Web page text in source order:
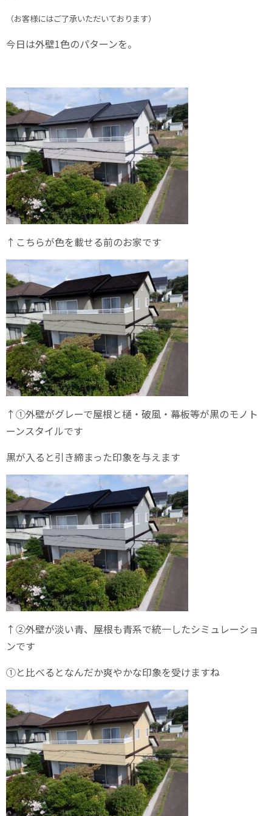
（お客様にはご了承いただいております）
今日は外壁1色のパターンを。
↑こちらが色を載せる前のお家です
↑①外壁がグレーで屋根と樋・破風・幕板等が黒のモノト
ーンスタイルです
黒が入ると引き締まった印象を与えます
↑②外壁が淡い青、屋根も青系で統一したシミュレーショ
ンです
①と比べるとなんだか爽やかな印象を受けますね